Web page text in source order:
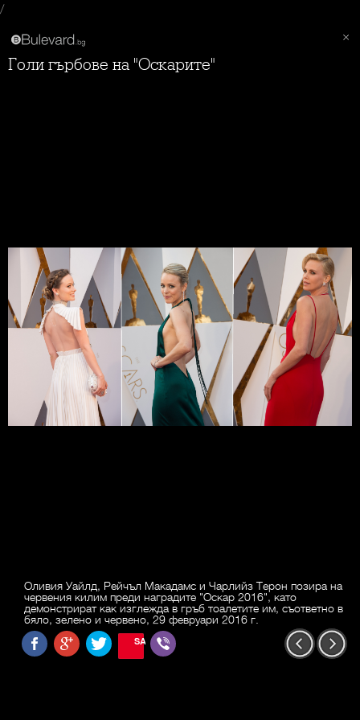
/
Голи гърбове на "Оскарите"
Оливия Уайлд, Рейчъл Макадамс и Чарлийз Терон позира на
червения килим преди наградите "Оскар 2016", като
демонстрират как изглежда в гръб тоалетите им, съответно в
бяло, зелено и червено, 29 февруари 2016 г.
SAVE